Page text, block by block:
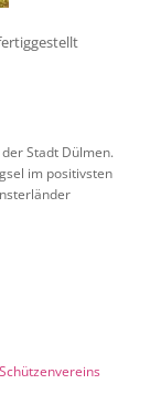
Stadt Dülmen.
im positivsten